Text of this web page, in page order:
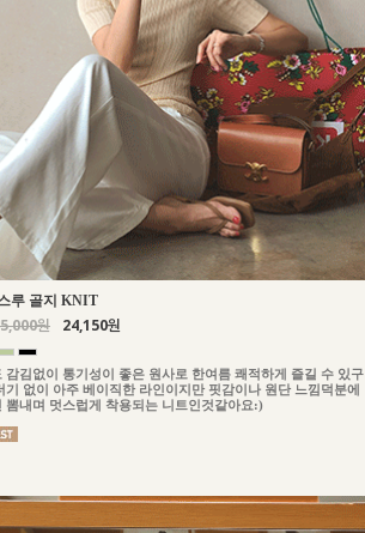
루 골지 KNIT
원 24,150원
감김없이 통기성이 좋은 원사로 한여름 쾌적하게 즐길 수 있구
기 없이 아주 베이직한 라인이지만 핏감이나 원단 느낌덕분에
뽐내며 멋스럽게 착용되는 니트인것같아요:)